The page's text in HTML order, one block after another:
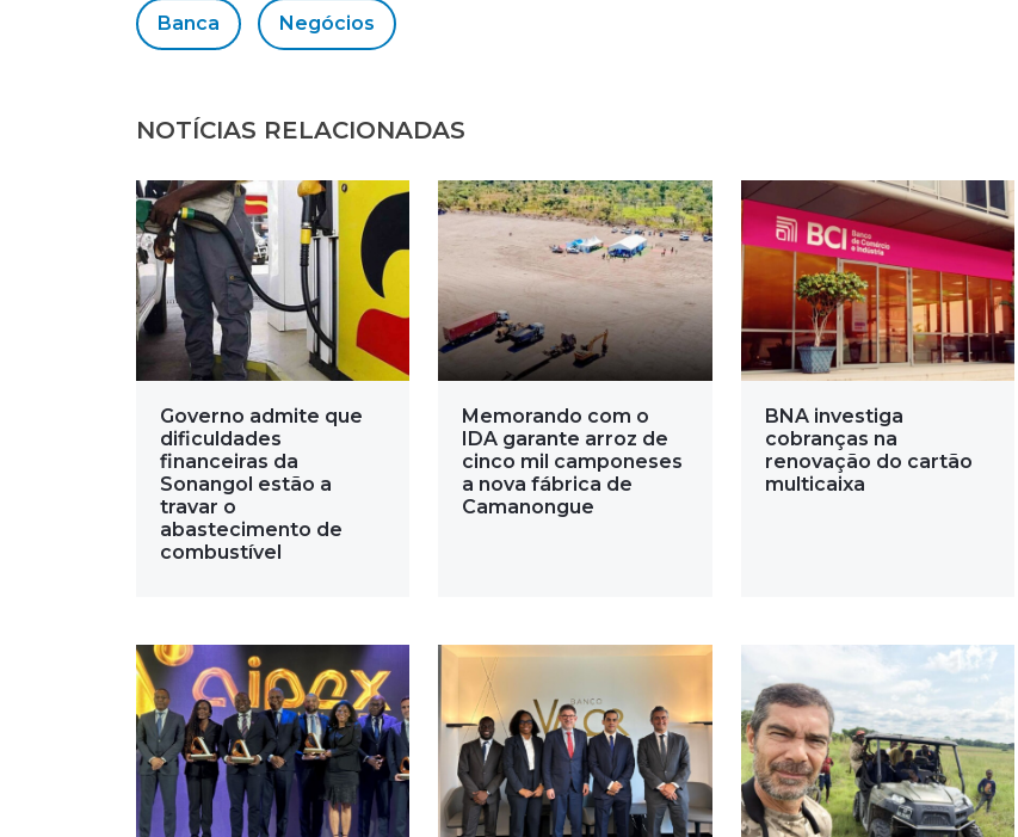
Banca Negócios
NOTÍCIAS RELACIONADAS
Governo admite que
dificuldades
financeiras da
Sonangol estão a
travar o
abastecimento de
combustível
Memorando com o
IDA garante arroz de
cinco mil camponeses
a nova fábrica de
Camanongue
BNA investiga
cobranças na
renovação do cartão
multicaixa